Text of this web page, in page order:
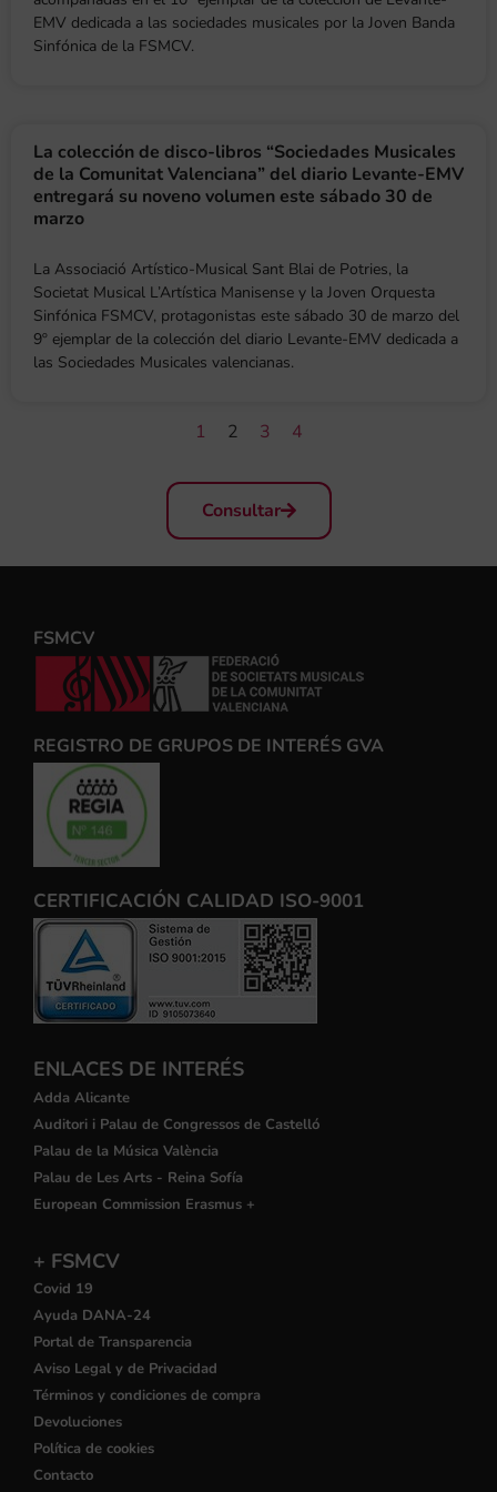
EMV dedicada a las sociedades musicales por la Joven Banda
Sinfónica de la FSMCV.
La colección de disco-libros “Sociedades Musicales
de la Comunitat Valenciana” del diario Levante-EMV
entregará su noveno volumen este sábado 30 de
marzo
La Associació Artístico-Musical Sant Blai de Potries, la
Societat Musical L’Artística Manisense y la Joven Orquesta
Sinfónica FSMCV, protagonistas este sábado 30 de marzo del
9º ejemplar de la colección del diario Levante-EMV dedicada a
las Sociedades Musicales valencianas.
1 2 3 4
Consultar
FSMCV
REGISTRO DE GRUPOS DE INTERÉS GVA
CERTIFICACIÓN CALIDAD ISO-9001
ENLACES DE INTERÉS
Adda Alicante
Auditori i Palau de Congressos de Castelló
Palau de la Música València
Palau de Les Arts - Reina Sofía
European Commission Erasmus +
+ FSMCV
Covid 19
Ayuda DANA-24
Portal de Transparencia
Aviso Legal y de Privacidad
Términos y condiciones de compra
Devoluciones
Política de cookies
Contacto